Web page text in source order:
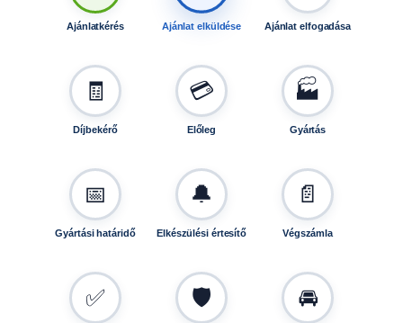
Ajánlatkérés Ajánlat elküldése Ajánlat elfogadása
🧾
Díjbekérő
💳
Előleg
🏭
Gyártás
📅
Gyártási határidő
🔔
Elkészülési értesítő
📄
Végszámla
✅ 🛡️ 🚘